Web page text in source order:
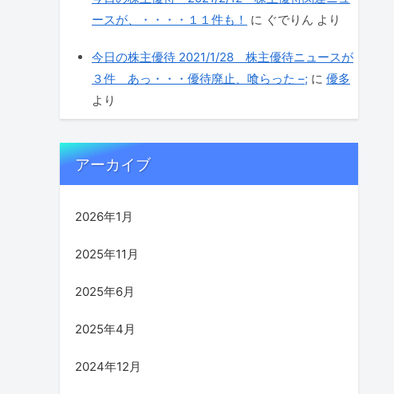
ースが、・・・・１１件も！ に ぐでりん より
今日の株主優待 2021/1/28 株主優待ニュースが
３件 あっ・・・優待廃止、喰らった –; に 優多
より
アーカイブ
2026年1月
2025年11月
2025年6月
2025年4月
2024年12月